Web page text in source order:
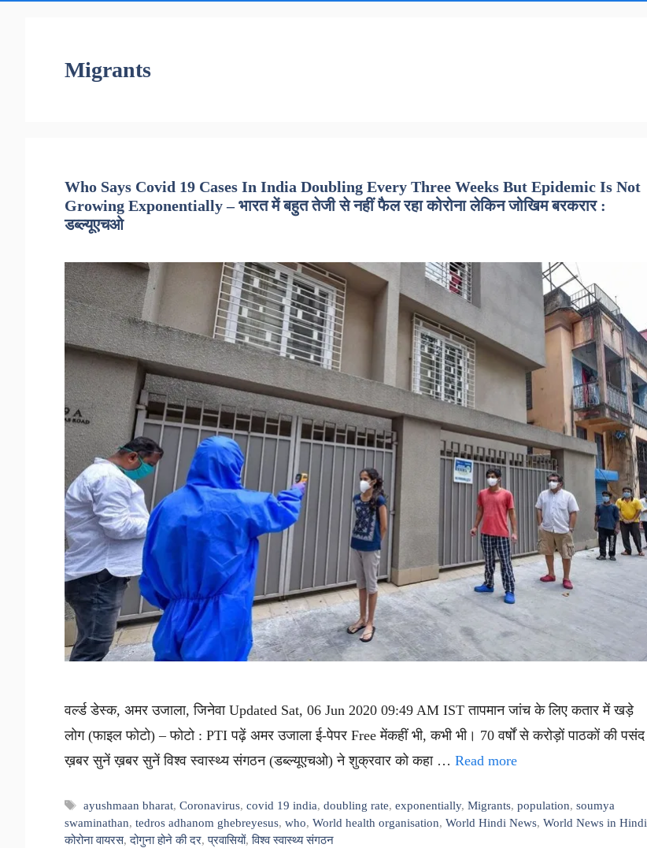
Migrants
Who Says Covid 19 Cases In India Doubling Every Three Weeks But Epidemic Is Not
Growing Exponentially – भारत में बहुत तेजी से नहीं फैल रहा कोरोना लेकिन जोखिम बरकरार :
डब्ल्यूएचओ
वर्ल्ड डेस्क, अमर उजाला, जिनेवा Updated Sat, 06 Jun 2020 09:49 AM IST तापमान जांच के लिए कतार में खड़े
लोग (फाइल फोटो) – फोटो : PTI पढ़ें अमर उजाला ई-पेपर Free मेंकहीं भी, कभी भी। 70 वर्षों से करोड़ों पाठकों की पसंद
ख़बर सुनें ख़बर सुनें विश्व स्वास्थ्य संगठन (डब्ल्यूएचओ) ने शुक्रवार को कहा … Read more
Tags
ayushmaan bharat,Coronavirus,covid 19 india,doubling rate,exponentially,Migrants,population,soumya
swaminathan, tedros adhanom ghebreyesus, who, World health organisation, World Hindi News, World News in Hindi
कोरोना वायरस,दोगुना होने की दर,प्रवासियों,विश्व स्वास्थ्य संगठन